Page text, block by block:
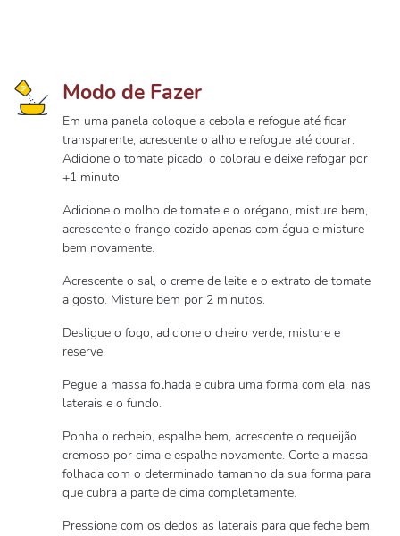
Modo de Fazer
Em uma panela coloque a cebola e refogue até ficar
transparente, acrescente o alho e refogue até dourar.
Adicione o tomate picado, o colorau e deixe refogar por
+1 minuto.
Adicione o molho de tomate e o orégano, misture bem,
acrescente o frango cozido apenas com água e misture
bem novamente.
Acrescente o sal, o creme de leite e o extrato de tomate
a gosto. Misture bem por 2 minutos.
Desligue o fogo, adicione o cheiro verde, misture e
reserve.
Pegue a massa folhada e cubra uma forma com ela, nas
laterais e o fundo.
Ponha o recheio, espalhe bem, acrescente o requeijão
cremoso por cima e espalhe novamente. Corte a massa
folhada com o determinado tamanho da sua forma para
que cubra a parte de cima completamente.
Pressione com os dedos as laterais para que feche bem.